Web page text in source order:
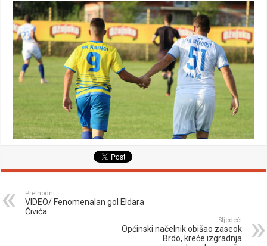
Prethodni
VIDEO/ Fenomenalan gol Eldara
Ćivića
Sljedeći
Općinski načelnik obišao zaseok
Brdo, kreće izgradnja